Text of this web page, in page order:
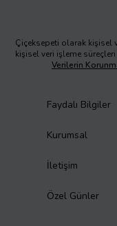
Çiçeksepeti olarak kişisel
kişisel veri işleme
Verilerin
Faydalı Bilgiler
Kurumsal
İletişim
Özel Günler